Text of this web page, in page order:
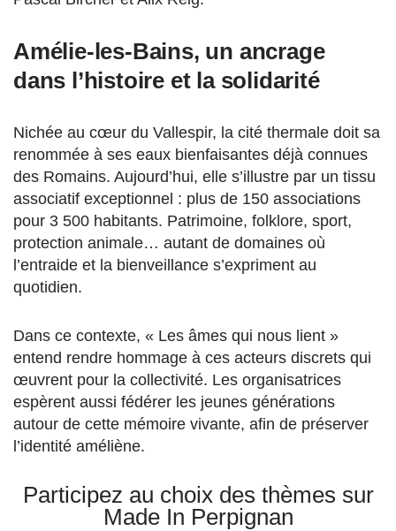
Amélie-les-Bains, un ancrage
dans l’histoire et la solidarité
Nichée au cœur du Vallespir, la cité thermale doit sa
renommée à ses eaux bienfaisantes déjà connues
des Romains. Aujourd’hui, elle s’illustre par un tissu
associatif exceptionnel : plus de 150 associations
pour 3 500 habitants. Patrimoine, folklore, sport,
protection animale… autant de domaines où
l’entraide et la bienveillance s’expriment au
quotidien.
Dans ce contexte, « Les âmes qui nous lient »
entend rendre hommage à ces acteurs discrets qui
œuvrent pour la collectivité. Les organisatrices
espèrent aussi fédérer les jeunes générations
autour de cette mémoire vivante, afin de préserver
l’identité améliène.
Participez au choix des thèmes sur
Made In Perpignan